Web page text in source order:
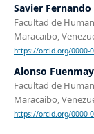
Savier
Facultad de
Maracaibo,
https://orcid.org/0000-
Alonso
Facultad de
Maracaibo,
https://orcid.org/0000-